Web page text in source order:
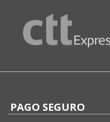
PAGO SEGURO